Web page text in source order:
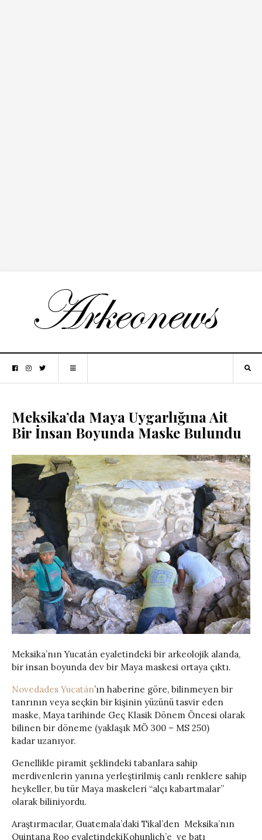
Meksika’da Maya Uygarlığına Ait
Bir İnsan Boyunda Maske Bulundu
Meksika’nın Yucatán eyaletindeki bir arkeolojik alanda,
bir insan boyunda dev bir Maya maskesi ortaya çıktı.
Novedades Yucatán’ın haberine göre, bilinmeyen bir
tanrının veya seçkin bir kişinin yüzünü tasvir eden
maske, Maya tarihinde Geç Klasik Dönem Öncesi olarak
bilinen bir döneme (yaklaşık MÖ 300 – MS 250)
kadar uzanıyor.
Genellikle piramit şeklindeki tabanlara sahip
merdivenlerin yanına yerleştirilmiş canlı renklere sahip
heykeller, bu tür Maya maskeleri “alçı kabartmalar”
olarak biliniyordu.
Araştırmacılar, Guatemala’daki Tikal’den Meksika’nın
Quintana Roo eyaletindekiKohunlich’e ve batı